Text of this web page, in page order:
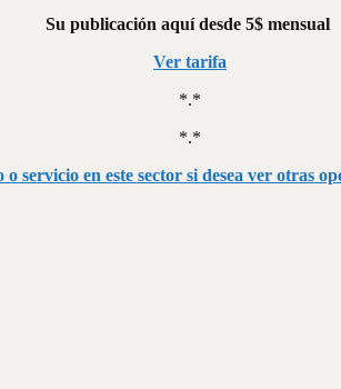
Su publicación aquí desde 5$ mensual
Ver tarifa
*.*
*.*
servicio en este sector si desea ver otras